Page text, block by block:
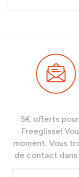
Utilisateur
Coloris
En achetant
Economie CO²
5€ offerts
Freeglisse!
moment. Vous
de contact